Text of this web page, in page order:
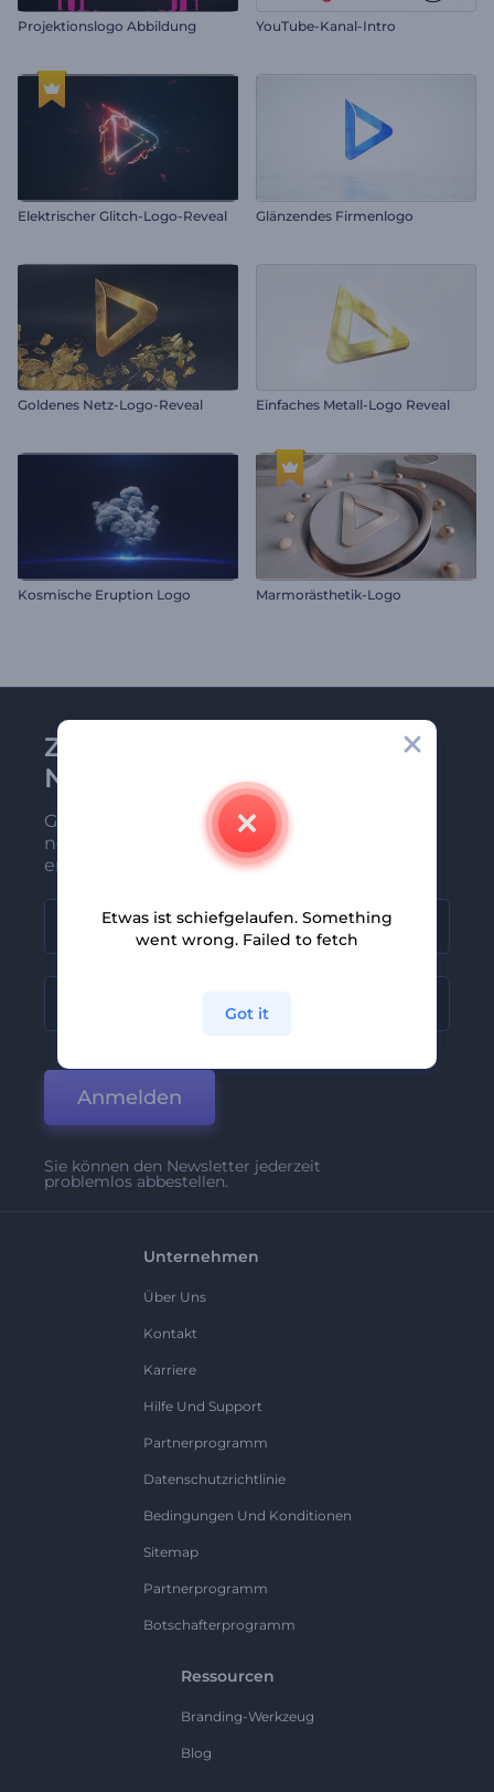
Projektionslogo Abbildung YouTube-Kanal-Intro
Elektrischer Glitch-Logo-Reveal Glänzendes Firmenlogo
Goldenes Netz-Logo-Reveal Einfaches Metall-Logo Reveal
Kosmische Eruption Logo Marmorästhetik-Logo
Zu Renderforest-
Newsletter anmelden
Gehören Sie zu den Ersten, die unsere
neuesten Nachrichten und Angebote
erhalten
Anmelden
Sie können den Newsletter jederzeit
problemlos abbestellen.
Unternehmen
Über Uns
Kontakt
Karriere
Hilfe Und Support
Partnerprogramm
Datenschutzrichtlinie
Bedingungen Und Konditionen
Sitemap
Partnerprogramm
Botschafterprogramm
Ressourcen
Branding-Werkzeug
Blog
Etwas ist schiefgelaufen. Something
went wrong. Failed to fetch
Got it